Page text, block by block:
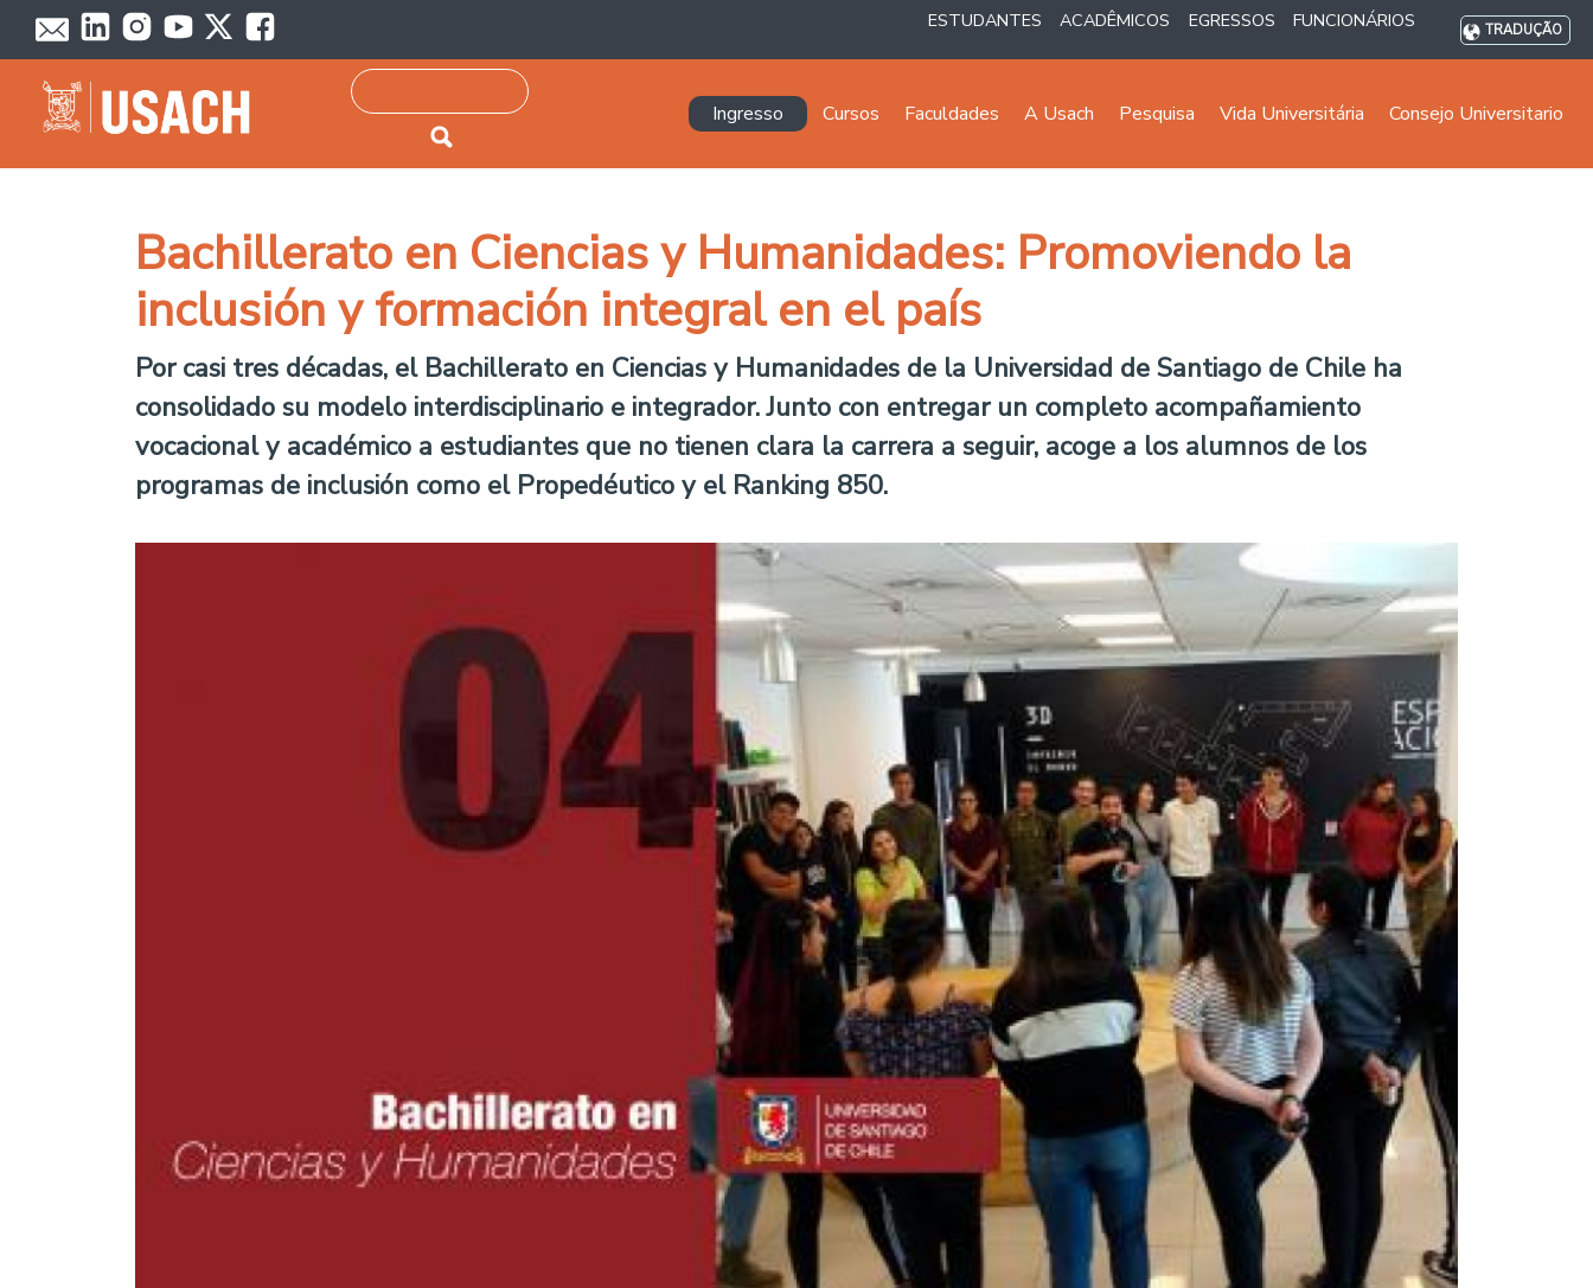
Passar para o conteúdo principal ESTUDANTES ACADÊMICOS EGRESSOS FUNCIONÁRIOS TRADUÇÃO
Pesquisar
Navegación principal
Ingresso Cursos Faculdades A Usach Pesquisa Vida Universitária Consejo Universitario
Bachillerato en Ciencias y Humanidades: Promoviendo la
inclusión y formación integral en el país
Por casi tres décadas, el Bachillerato en Ciencias y Humanidades de la Universidad de Santiago de Chile ha
consolidado su modelo interdisciplinario e integrador. Junto con entregar un completo acompañamiento
vocacional y académico a estudiantes que no tienen clara la carrera a seguir, acoge a los alumnos de los
programas de inclusión como el Propedéutico y el Ranking 850.